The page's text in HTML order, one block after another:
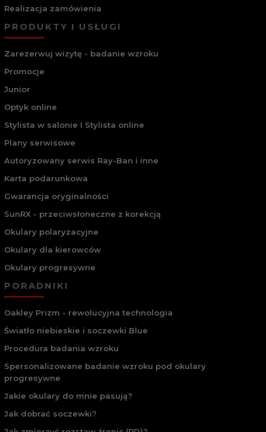
Realizacja zamówienia
PRODUKTY I USŁUGI
Zarezerwuj wizytę - badanie wzroku
Promocje
Junior
Optyk online
Stylista w salonie I Stylista online
Plany serwisowe
Autoryzowany serwis Ray-Ban i inne
Karta podarunkowa
Gwarancja oryginalności
SunRX - przeciwsłoneczne z korekcją
Okulary polaryzacyjne
Okulary dla kierowców
Okulary progresywne
PORADNIKI
Oakley Prizm - rewolucyjna technologia
Światło niebieskie i soczewki Blue
Procedura badania wzroku
Spersonalizowane badanie wzroku pod okulary
progresywne
Jakie okulary do mnie pasują?
Jak dobrać soczewki?